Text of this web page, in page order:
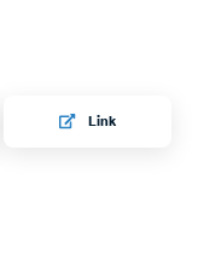
Link